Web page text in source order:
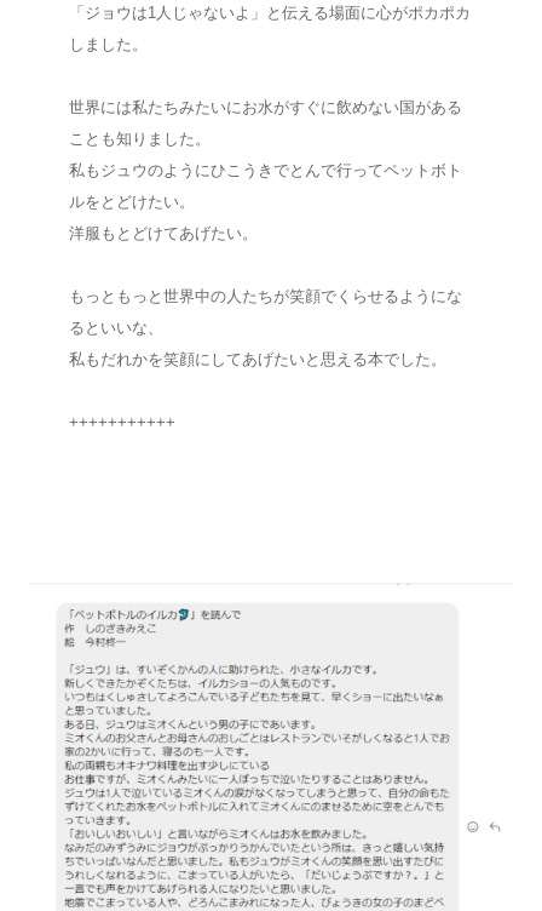
「ジョウは1人じゃないよ」と伝える場面に心がポカポカ
しました。
世界には私たちみたいにお水がすぐに飲めない国がある
ことも知りました。
私もジュウのようにひこうきでとんで行ってペットボト
ルをとどけたい。
洋服もとどけてあげたい。
もっともっと世界中の人たちが笑顔でくらせるようにな
るといいな、
私もだれかを笑顔にしてあげたいと思える本でした。
+++++++++++